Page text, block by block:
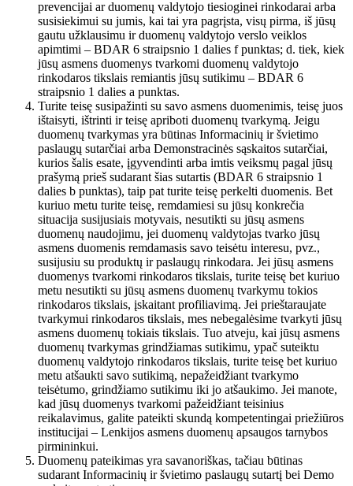
prevencijai ar duomenų valdytojo tiesioginei rinkodarai arba
susisiekimui su jumis, kai tai yra pagrįsta, visų pirma, iš jūsų
gautu užklausimu ir duomenų valdytojo verslo veiklos
apimtimi – BDAR 6 straipsnio 1 dalies f punktas; d. tiek, kiek
jūsų asmens duomenys tvarkomi duomenų valdytojo
rinkodaros tikslais remiantis jūsų sutikimu – BDAR 6
straipsnio 1 dalies a punktas.
Turite teisę susipažinti su savo asmens duomenimis, teisę juos
ištaisyti, ištrinti ir teisę apriboti duomenų tvarkymą. Jeigu
duomenų tvarkymas yra būtinas Informacinių ir švietimo
paslaugų sutarčiai arba Demonstracinės sąskaitos sutarčiai,
kurios šalis esate, įgyvendinti arba imtis veiksmų pagal jūsų
prašymą prieš sudarant šias sutartis (BDAR 6 straipsnio 1
dalies b punktas), taip pat turite teisę perkelti duomenis. Bet
kuriuo metu turite teisę, remdamiesi su jūsų konkrečia
situacija susijusiais motyvais, nesutikti su jūsų asmens
duomenų naudojimu, jei duomenų valdytojas tvarko jūsų
asmens duomenis remdamasis savo teisėtu interesu, pvz.,
susijusiu su produktų ir paslaugų rinkodara. Jei jūsų asmens
duomenys tvarkomi rinkodaros tikslais, turite teisę bet kuriuo
metu nesutikti su jūsų asmens duomenų tvarkymu tokios
rinkodaros tikslais, įskaitant profiliavimą. Jei prieštaraujate
tvarkymui rinkodaros tikslais, mes nebegalėsime tvarkyti jūsų
asmens duomenų tokiais tikslais. Tuo atveju, kai jūsų asmens
duomenų tvarkymas grindžiamas sutikimu, ypač suteiktu
duomenų valdytojo rinkodaros tikslais, turite teisę bet kuriuo
metu atšaukti savo sutikimą, nepažeidžiant tvarkymo
teisėtumo, grindžiamo sutikimu iki jo atšaukimo. Jei manote,
kad jūsų duomenys tvarkomi pažeidžiant teisinius
reikalavimus, galite pateikti skundą kompetentingai priežiūros
institucijai – Lenkijos asmens duomenų apsaugos tarnybos
pirmininkui.
Duomenų pateikimas yra savanoriškas, tačiau būtinas
sudarant Informacinių ir švietimo paslaugų sutartį bei Demo